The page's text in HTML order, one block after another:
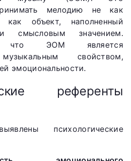
мелодию не как
объект, наполненный
смысловым значением.
что ЭОМ является
свойством,
эмоциональности.
референты
психологические